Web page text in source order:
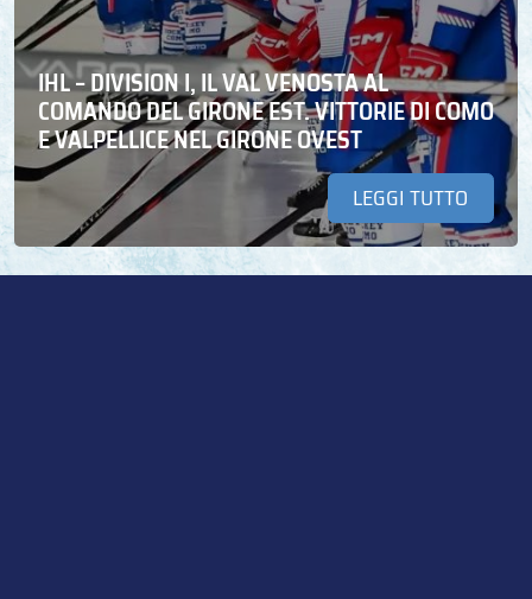
IHL – DIVISION I, IL VAL VENOSTA AL
COMANDO DEL GIRONE EST. VITTORIE DI COMO
E VALPELLICE NEL GIRONE OVEST
LEGGI TUTTO